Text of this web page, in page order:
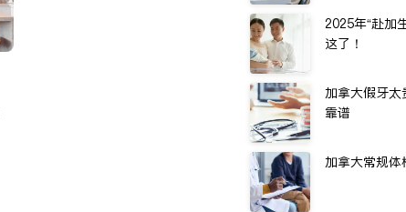
2025年“赴加
这了！
加拿大假牙太
靠谱
加拿大常规